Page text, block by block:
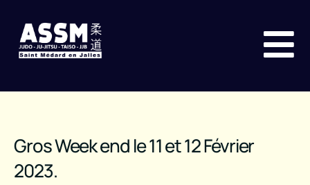
Gros Week end le 11 et 12 Février
2023.